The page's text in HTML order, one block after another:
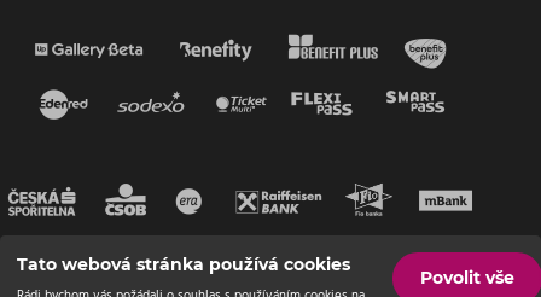
Tato webová stránka používá cookies
Povolit vše